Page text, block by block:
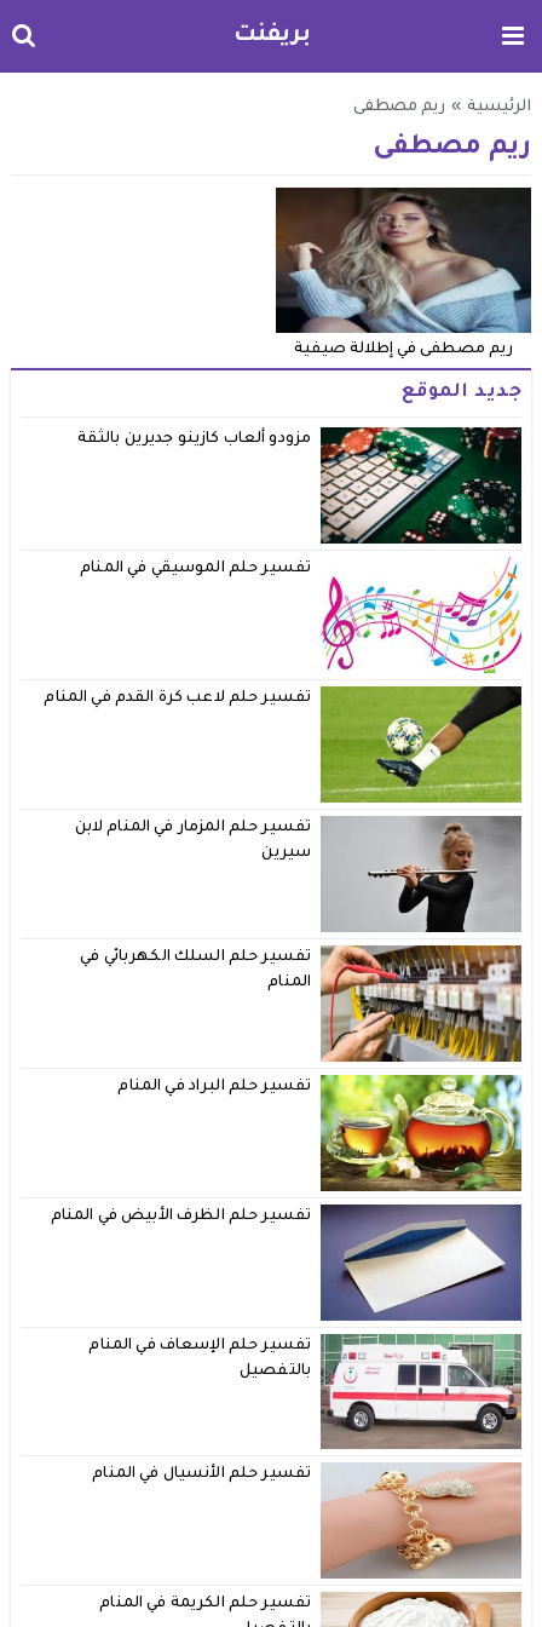
بريفنت
الرئيسية » ريم مصطفى
ريم مصطفى
ريم مصطفى في إطلالة صيفية
جديد الموقع
مزودو ألعاب كازينو جديرين بالثقة
تفسير حلم الموسيقي في المنام
تفسير حلم لاعب كرة القدم في المنام
تفسير حلم المزمار في المنام لابن
سيرين
تفسير حلم السلك الكهربائي في
المنام
تفسير حلم البراد في المنام
تفسير حلم الظرف الأبيض في المنام
تفسير حلم الإسعاف في المنام
بالتفصيل
تفسير حلم الأنسيال في المنام
تفسير حلم الكريمة في المنام